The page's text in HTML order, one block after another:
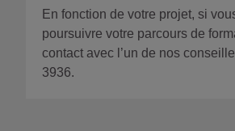
En fonction de votre projet, si
poursuivre votre parcours de
contact avec l’un de nos
3936.